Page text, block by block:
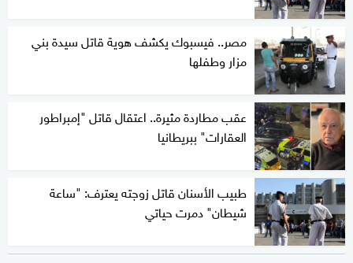
مصر.. فيسبوك يكشف هوية قاتل سيدة بني
مزار وطفلها
عقب مطاردة مثيرة.. اعتقال قاتل "إمبراطور
العقارات" ببريطانيا
طبيب الأسنان قاتل زوجته يعترف: "ساعة
شيطان" دمرت حياتي